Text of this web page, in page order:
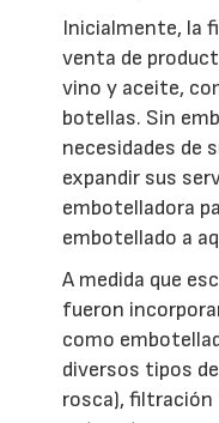
Inicialmente, la
venta de
vino y aceite,
botellas. Sin
necesidades de
expandir sus
embotelladora
embotellado a
A medida que
fueron
como
diversos tipos
rosca),